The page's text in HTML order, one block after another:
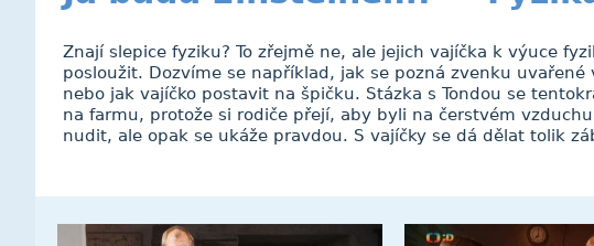
Znají slepice fyziku? To zřejmě ne, ale jejich vajíčka k výuce
posloužit. Dozvíme se například, jak se pozná zvenku uvařené
nebo jak vajíčko postavit na špičku. Stázka s Tondou se
na farmu, protože si rodiče přejí, aby byli na čerstvém
nudit, ale opak se ukáže pravdou. S vajíčky se dá dělat tolik